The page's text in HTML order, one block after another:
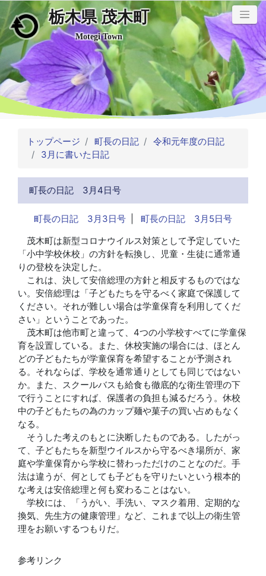
メインコンテンツにスキップ
栃木県 茂木町
Motegi Town
トップページ 町長の日記
令和元年度の日記
3月に書いた日記
町長の日記 3月4日号
町長の日記 3月3日号
町長の日記 3月5日号
茂木町は新型コロナウイルス対策として予定していた
「小中学校休校」の方針を転換し、児童・生徒に通常通
りの登校を決定した。
これは、決して安倍総理の方針と相反するものではな
い。安倍総理は「子どもたちを守るべく家庭で保護して
ください。それが難しい場合は学童保育を利用してくだ
さい」ということであった。
茂木町は他市町と違って、4つの小学校すべてに学童保
育を設置している。また、休校実施の場合には、ほとん
どの子どもたちが学童保育を希望することが予測され
る。それならば、学校を通常通りとしても同じではない
か。また、スクールバスも給食も徹底的な衛生管理の下
で行うことにすれば、保護者の負担も減るだろう。休校
中の子どもたちの為のカップ麺や菓子の買い占めもなく
なる。
そうした考えのもとに決断したものである。したがっ
て、子どもたちを新型ウイルスから守るべき場所が、家
庭や学童保育から学校に替わっただけのことなのだ。手
法は違うが、何としても子どもを守りたいという根本的
な考えは安倍総理と何も変わることはない。
学校には、「うがい、手洗い、マスク着用、定期的な
換気、先生方の健康管理」など、これまで以上の衛生管
理をお願いするつもりだ。
参考リンク